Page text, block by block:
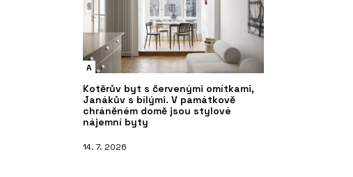
A
Kotěrův byt s červenými omítkami,
Janákův s bílými. V památkově
chráněném domě jsou stylové
nájemní byty
14. 7. 2026